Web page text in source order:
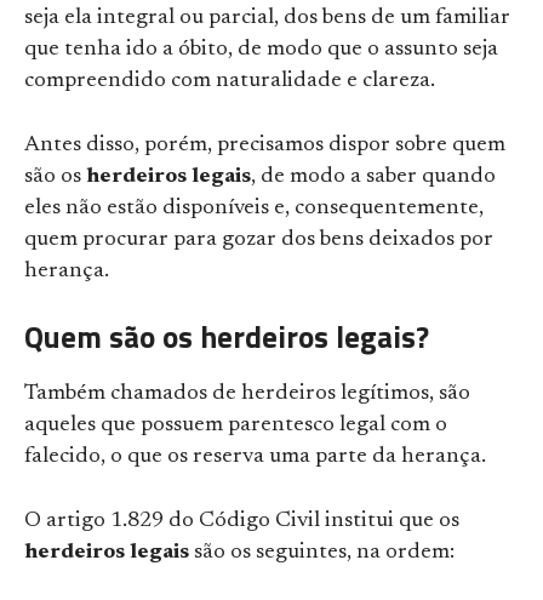
seja ela integral ou parcial, dos bens de um familiar
que tenha ido a óbito, de modo que o assunto seja
compreendido com naturalidade e clareza.
Antes disso, porém, precisamos dispor sobre quem
são os herdeiros legais, de modo a saber quando
eles não estão disponíveis e, consequentemente,
quem procurar para gozar dos bens deixados por
herança.
Quem são os herdeiros legais?
Também chamados de herdeiros legítimos, são
aqueles que possuem parentesco legal com o
falecido, o que os reserva uma parte da herança.
O artigo 1.829 do Código Civil institui que os
herdeiros legais são os seguintes, na ordem: